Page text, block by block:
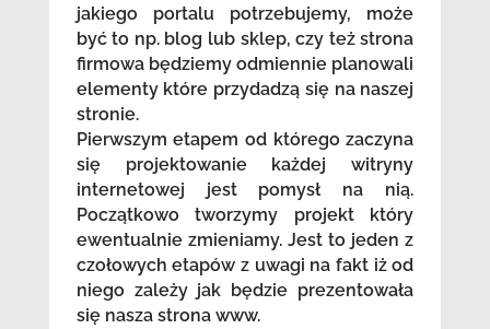
jakiego portalu potrzebujemy, może
być to np. blog lub sklep, czy też strona
firmowa będziemy odmiennie planowali
elementy które przydadzą się na naszej
stronie.
Pierwszym etapem od którego zaczyna
się projektowanie każdej witryny
internetowej jest pomysł na nią.
Początkowo tworzymy projekt który
ewentualnie zmieniamy. Jest to jeden z
czołowych etapów z uwagi na fakt iż od
niego zależy jak będzie prezentowała
się nasza strona www.